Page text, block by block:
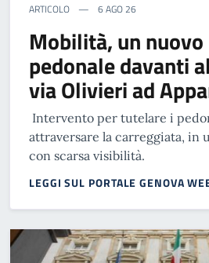
ARTICOLO 6 AGO 26
Mobilità, un
pedonale davanti
via Olivieri ad
Intervento per tutelare i
attraversare la carreggiata, in
con scarsa visibilità.
LEGGI SUL PORTALE GENOVA